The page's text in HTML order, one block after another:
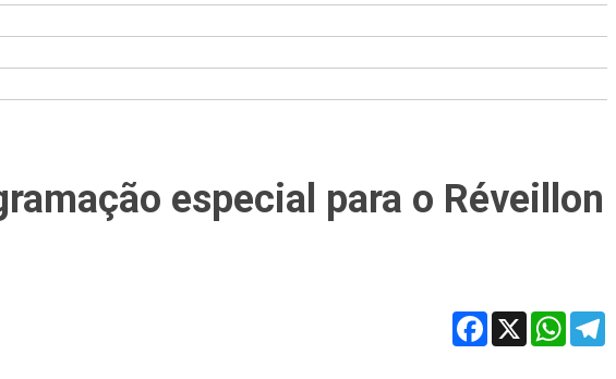
especial para o Réveillon
Facebook
X